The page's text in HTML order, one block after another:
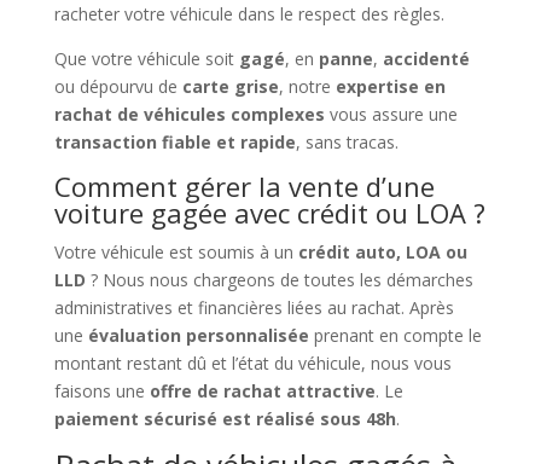
racheter votre véhicule dans le respect des règles.
Que votre véhicule soit gagé, en panne, accidenté
ou dépourvu de carte grise, notre expertise en
rachat de véhicules complexes vous assure une
transaction fiable et rapide, sans tracas.
Comment gérer la vente d’une
voiture gagée avec crédit ou LOA ?
Votre véhicule est soumis à un crédit auto, LOA ou
LLD ? Nous nous chargeons de toutes les démarches
administratives et financières liées au rachat. Après
une évaluation personnalisée prenant en compte le
montant restant dû et l’état du véhicule, nous vous
faisons une offre de rachat attractive. Le
paiement sécurisé est réalisé sous 48h.